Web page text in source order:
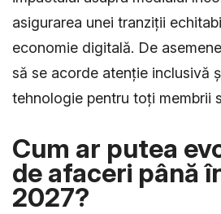
asigurarea unei tranziții
economie digitală. De
să se acorde atenție inclusivă
tehnologie pentru toți membrii
Cum ar putea
de afaceri până
2027?